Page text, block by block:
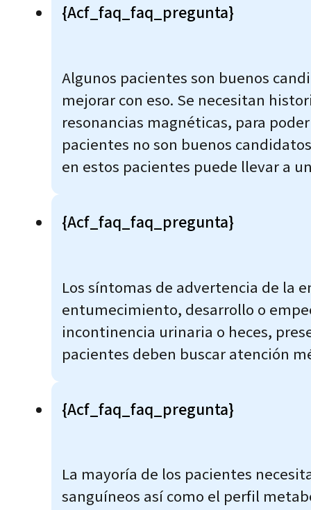
{acf_faq_faq_pregunta}
Algunos pacientes son buenos
mejorar con eso. Se necesitan
resonancias magnéticas, para
pacientes no son buenos
en estos pacientes puede llevar a
{acf_faq_faq_pregunta}
Los síntomas de advertencia de la
entumecimiento, desarrollo o
incontinencia urinaria o heces,
pacientes deben buscar atención
{acf_faq_faq_pregunta}
La mayoría de los pacientes
sanguíneos así como el perfil